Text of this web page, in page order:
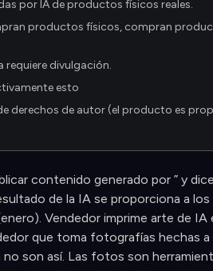
por IA de productos físicos reales.
productos físicos, compran
requiere divulgación.
esto
derechos de autor (el producto es
contenido generado por ” y
de la IA se proporciona a
Vendedor imprime arte de IA
que toma fotografías hechas
no son así. Las fotos son